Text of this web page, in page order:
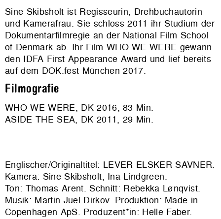
Sine Skibsholt ist Regisseurin, Drehbuchautorin
und Kamerafrau. Sie schloss 2011 ihr Studium der
Dokumentarfilmregie an der National Film School
of Denmark ab. Ihr Film WHO WE WERE gewann
den IDFA First Appearance Award und lief bereits
auf dem DOK.fest München 2017.
Filmografie
WHO WE WERE, DK 2016, 83 Min.
ASIDE THE SEA, DK 2011, 29 Min.
Englischer/Originaltitel: LEVER ELSKER SAVNER.
Kamera: Sine Skibsholt, Ina Lindgreen.
Ton: Thomas Arent. Schnitt: Rebekka Lønqvist.
Musik: Martin Juel Dirkov. Produktion: Made in
Copenhagen ApS. Produzent*in: Helle Faber.